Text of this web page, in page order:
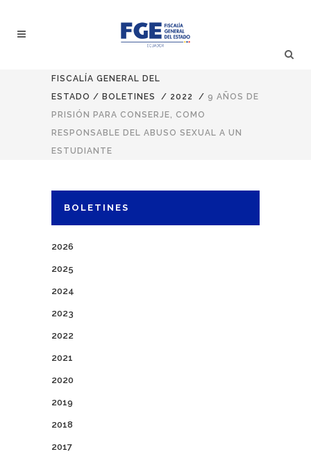
FISCALÍA GENERAL DEL
ESTADO / BOLETINES / 2022 / 9 AÑOS DE
PRISIÓN PARA CONSERJE, COMO
RESPONSABLE DEL ABUSO SEXUAL A UN
ESTUDIANTE
BOLETINES
2026
2025
2024
2023
2022
2021
2020
2019
2018
2017